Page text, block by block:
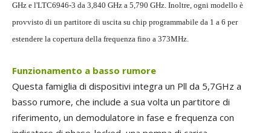
GHz e l'LTC6946-3 da 3,840 GHz a 5,790 GHz. Inoltre, ogni modello è
provvisto di un partitore di uscita su chip programmabile da 1 a 6 per
estendere la copertura della frequenza fino a 373MHz.
Funzionamento a basso rumore
Questa famiglia di dispositivi integra un Pll da 5,7GHz a
basso rumore, che include a sua volta un partitore di
riferimento, un demodulatore in fase e frequenza con